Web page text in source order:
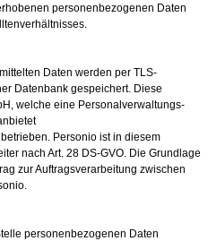
personenbezogenen Daten
Daten werden per TLS-
Datenbank gespeichert. Diese
welche eine Personalverwaltungs-
Personio ist in diesem
nach Art. 28 DS-GVO. Die Grundlage
zur Auftragsverarbeitung zwischen
personenbezogenen Daten